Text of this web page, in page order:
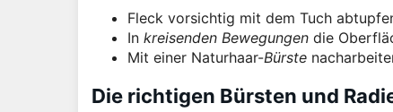
Fleck vorsichtig mit dem Tuch
In kreisenden Bewegungen die
Mit einer Naturhaar-Bürste
Die richtigen Bürsten und